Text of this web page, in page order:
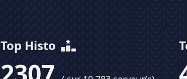
Top Histo